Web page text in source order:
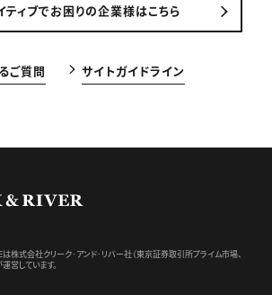
ティブでお困りの企業様はこちら
ご質問 サイトガイドライン
は株式会社クリーク･アンド･リバー社（東京証券取引所プライム市場、
営しています。